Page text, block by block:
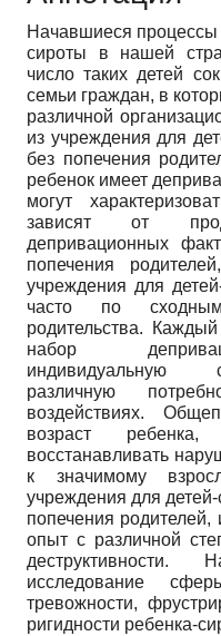
Начавшиеся процессы
сироты в нашей
число таких детей
семьи граждан, в
различной
из учреждения для
без попечения
ребенок имеет
могут
зависят от
депривационных
попечения
учреждения для
часто по
родительства.
набор
индивидуальную
различную
воздействиях.
возраст
восстанавливать
к значимому
учреждения для
попечения
опыт с различной
исследование
тревожности,
ригидности ребенка-